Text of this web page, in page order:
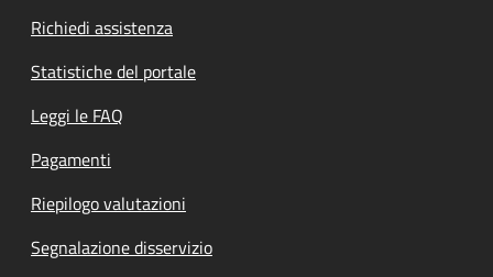
Richiedi assistenza
Statistiche del portale
Leggi le FAQ
Pagamenti
Riepilogo valutazioni
Segnalazione disservizio